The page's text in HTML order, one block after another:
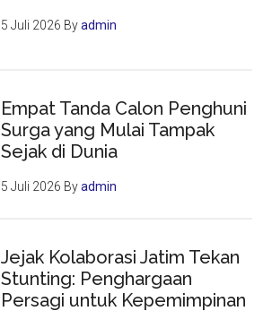
5 Juli 2026 Byadmin
Empat Tanda Calon Penghuni
Surga yang Mulai Tampak
Sejak di Dunia
5 Juli 2026 Byadmin
Jejak Kolaborasi Jatim Tekan
Stunting: Penghargaan
Persagi untuk Kepemimpinan